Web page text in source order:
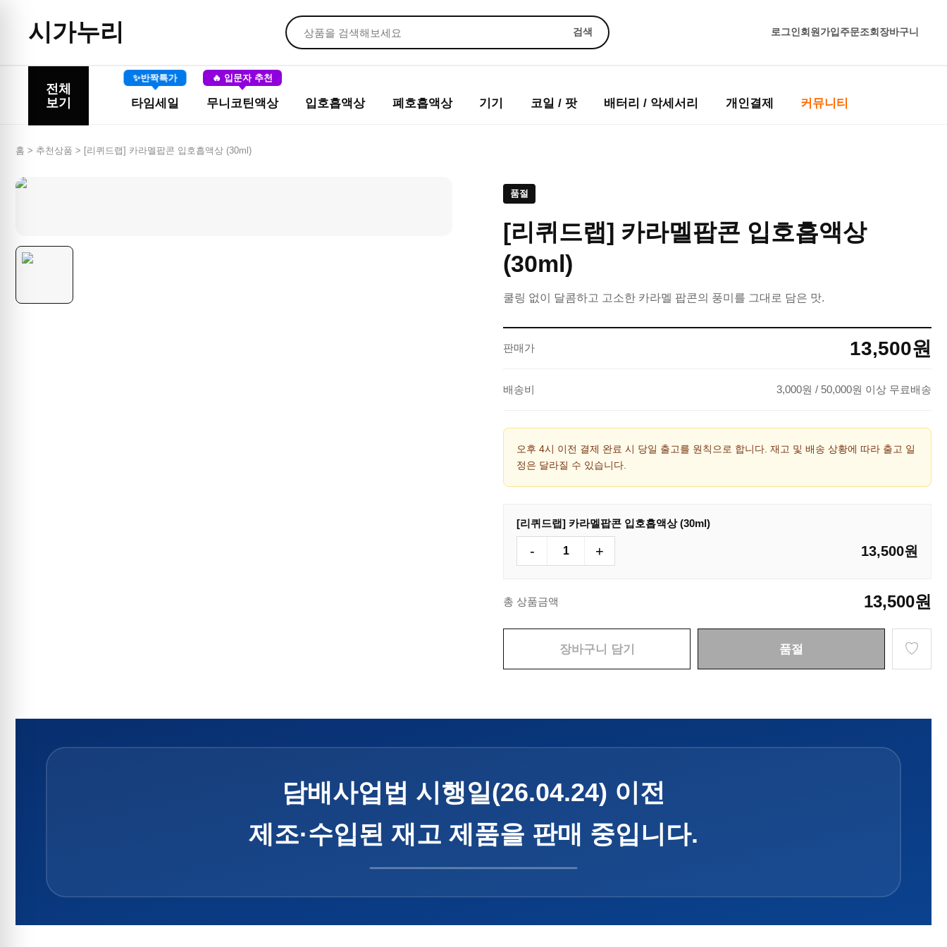
시가누리 검색 로그인 회원가입 주문조회 장바구니
전체
보기
✨반짝특가
타임세일
🔥 입문자 추천
무니코틴액상 입호흡액상 폐호흡액상 기기 코일 / 팟 배터리 / 악세서리 개인결제 커뮤니티
홈 > 추천상품 > [리퀴드랩] 카라멜팝콘 입호흡액상 (30ml)
품절
[리퀴드랩] 카라멜팝콘 입호흡액상
(30ml)
쿨링 없이 달콤하고 고소한 카라멜 팝콘의 풍미를 그대로 담은 맛.
판매가 13,500원
배송비 3,000원 / 50,000원 이상 무료배송
오후 4시 이전 결제 완료 시 당일 출고를 원칙으로 합니다. 재고 및 배송 상황에 따라 출고 일
정은 달라질 수 있습니다.
[리퀴드랩] 카라멜팝콘 입호흡액상 (30ml)
- + 13,500원
총 상품금액 13,500원
장바구니 담기 품절 ♡